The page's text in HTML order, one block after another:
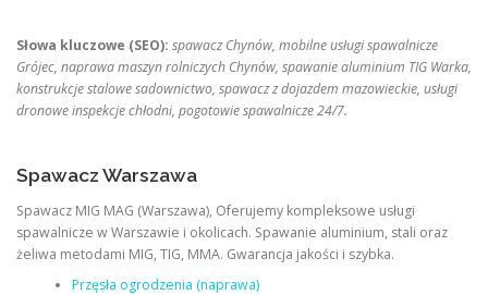
Słowa kluczowe (SEO): spawacz Chynów, mobilne usługi spawalnicze
Grójec, naprawa maszyn rolniczych Chynów, spawanie aluminium TIG Warka,
konstrukcje stalowe sadownictwo, spawacz z dojazdem mazowieckie, usługi
dronowe inspekcje chłodni, pogotowie spawalnicze 24/7.
Spawacz Warszawa
Spawacz MIG MAG (Warszawa), Oferujemy kompleksowe usługi
spawalnicze w Warszawie i okolicach. Spawanie aluminium, stali oraz
żeliwa metodami MIG, TIG, MMA. Gwarancja jakości i szybka.
Przęsła ogrodzenia (naprawa)